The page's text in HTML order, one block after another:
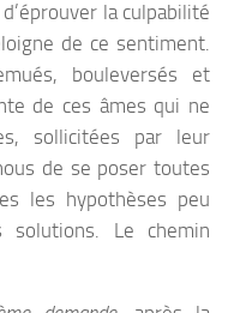
la culpabilité
de ce sentiment.
bouleversés et
de ces âmes qui ne
sollicitées par leur
de se poser toutes
les hypothèses peu
Le chemin